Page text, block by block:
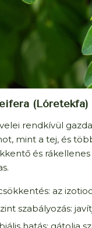
(Lóretekfa)
rendkívül
mint a tej, és
és
az
szabályozás:
hatás: gátolja